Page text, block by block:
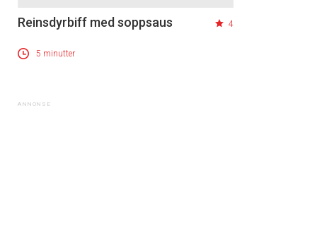
Reinsdyrbiff med soppsaus 4
5 minutter